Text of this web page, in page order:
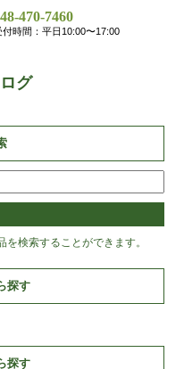
470-7460
付時間：平日10:00〜17:00
グ
検索することができます。
探す
探す